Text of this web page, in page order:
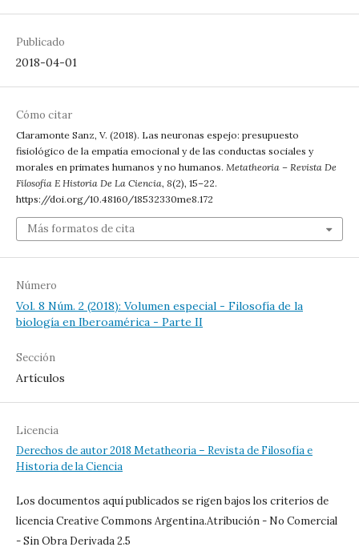
Publicado
2018-04-01
Cómo citar
Claramonte Sanz, V. (2018). Las neuronas espejo: presupuesto
fisiológico de la empatía emocional y de las conductas sociales y
morales en primates humanos y no humanos. Metatheoria – Revista De
Filosofía E Historia De La Ciencia, 8(2), 15–22.
https://doi.org/10.48160/18532330me8.172
Más formatos de cita
Número
Vol. 8 Núm. 2 (2018): Volumen especial - Filosofía de la
biología en Iberoamérica - Parte II
Sección
Artículos
Licencia
Derechos de autor 2018 Metatheoria – Revista de Filosofía e
Historia de la Ciencia
Los documentos aquí publicados se rigen bajos los criterios de
licencia Creative Commons Argentina.Atribución - No Comercial
- Sin Obra Derivada 2.5